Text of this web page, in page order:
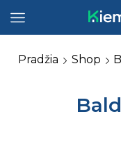
Pradžia Shop